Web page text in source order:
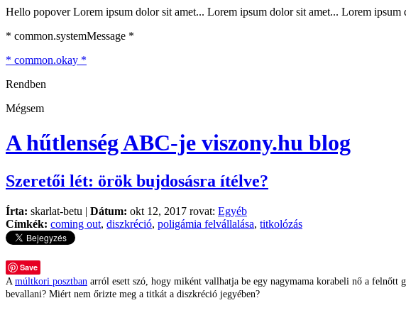
Hello popover Lorem ipsum dolor sit amet... Lorem ipsum dolor sit amet... Lorem
* common.systemMessage *
* common.okay *
Rendben
Mégsem
A hűtlenség ABC-je viszony.hu blog
Szeretői lét: örök bujdosásra ítélve?
Írta: skarlat-betu | Dátum: okt 12, 2017 rovat: Egyéb
Címkék: coming out, diszkréció, poligámia felvállalása, titkolózás
Save
A múltkori posztban arról esett szó, hogy miként vallhatja be egy nagymama korabeli nő a
bevallani? Miért nem őrizte meg a titkát a diszkréció jegyében?